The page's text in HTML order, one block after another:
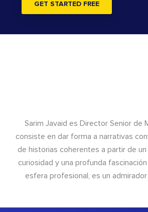
GET STARTED FREE
Sarim Javaid es Director Senior de
consiste en dar forma a narrativas
de historias coherentes a partir de
curiosidad y una profunda
esfera profesional, es un